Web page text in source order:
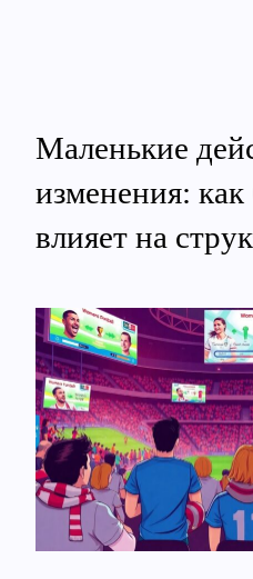
Маленькие
изменения:
влияет на